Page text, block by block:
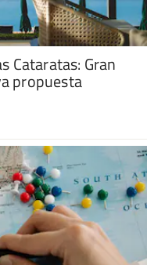
Cataratas: Gran
propuesta